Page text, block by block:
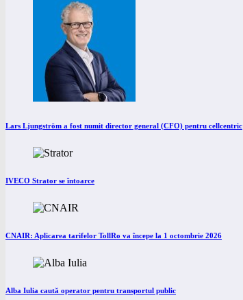
Lars Ljungström a fost numit director general (CFO) pentru cellcentric
IVECO Strator se întoarce
CNAIR: Aplicarea tarifelor TollRo va începe la 1 octombrie 2026
Alba Iulia caută operator pentru transportul public